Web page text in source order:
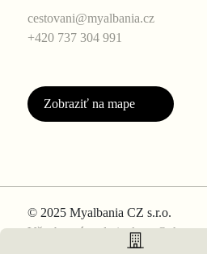
cestovani@myalbania.cz
+420 737 304 991
Zobraziť na mape
© 2025 Myalbania CZ s.r.o.
Všeobecné podmienky
Ochrana